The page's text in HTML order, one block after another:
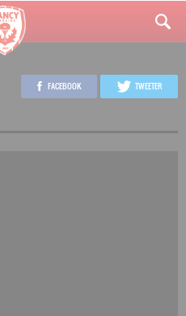
FACEBOOK TWEETER